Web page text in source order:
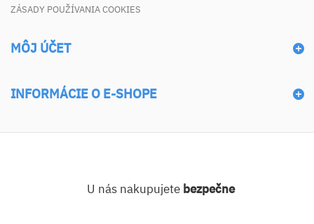
ZÁSADY POUŽÍVANIA COOKIES
MÔJ ÚČET
INFORMÁCIE O E-SHOPE
U nás nakupujete bezpečne